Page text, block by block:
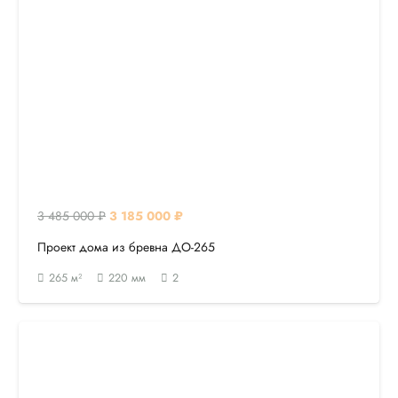
3 485 000₽ Первоначальная
цена
3 185 000 ₽Текущая
цена:
Проект дома из бревна ДО-265
265 м² 220 мм 2